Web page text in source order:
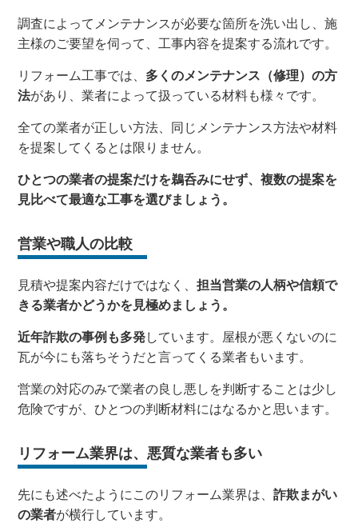
調査によってメンテナンスが必要な箇所を洗い出し、施
主様のご要望を伺って、工事内容を提案する流れです。
リフォーム工事では、 多くのメンテナンス（修理）の方
法があり、業者によって扱っている材料も様々です。
全ての業者が正しい方法、同じメンテナンス方法や材料
を提案してくるとは限りません。
ひとつの業者の提案だけを鵜呑みにせず、複数の提案を
見比べて最適な工事を選びましょう。
営業や職人の比較
見積や提案内容だけではなく、担当営業の人柄や信頼で
きる業者かどうかを見極めましょう。
近年詐欺の事例も多発しています。屋根が悪くないのに
瓦が今にも落ちそうだと言ってくる業者もいます。
営業の対応のみで業者の良し悪しを判断することは少し
危険ですが、ひとつの判断材料にはなるかと思います。
リフォーム業界は、悪質な業者も多い
先にも述べたようにこのリフォーム業界は 、詐欺まがい
の業者が横行しています。